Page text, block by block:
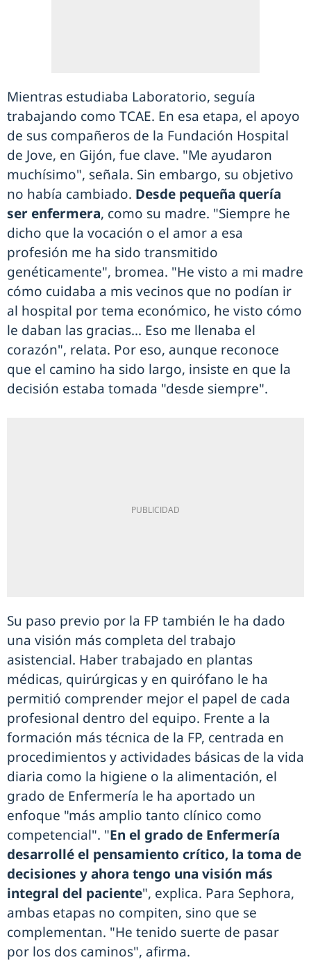
Mientras estudiaba Laboratorio, seguía
trabajando como TCAE. En esa etapa, el apoyo
de sus compañeros de la Fundación Hospital
de Jove, en Gijón, fue clave. "Me ayudaron
muchísimo", señala. Sin embargo, su objetivo
no había cambiado. Desde pequeña quería
ser enfermera, como su madre. "Siempre he
dicho que la vocación o el amor a esa
profesión me ha sido transmitido
genéticamente", bromea. "He visto a mi madre
cómo cuidaba a mis vecinos que no podían ir
al hospital por tema económico, he visto cómo
le daban las gracias... Eso me llenaba el
corazón", relata. Por eso, aunque reconoce
que el camino ha sido largo, insiste en que la
decisión estaba tomada "desde siempre".
Su paso previo por la FP también le ha dado
una visión más completa del trabajo
asistencial. Haber trabajado en plantas
médicas, quirúrgicas y en quirófano le ha
permitió comprender mejor el papel de cada
profesional dentro del equipo. Frente a la
formación más técnica de la FP, centrada en
procedimientos y actividades básicas de la vida
diaria como la higiene o la alimentación, el
grado de Enfermería le ha aportado un
enfoque "más amplio tanto clínico como
competencial". "En el grado de Enfermería
desarrollé el pensamiento crítico, la toma de
decisiones y ahora tengo una visión más
integral del paciente", explica. Para Sephora,
ambas etapas no compiten, sino que se
complementan. "He tenido suerte de pasar
por los dos caminos", afirma.